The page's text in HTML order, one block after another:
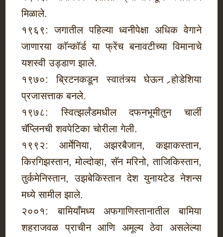
मिळाले.
१९६९: जगातील पहिल्या ध्वनीपेक्षा अधिक वेगाने
जाणारया काॅन्कॉर्ड या फ्रेंच बनावटीच्या विमानाचे
यशस्वी उड्डाण झाले.
१९७०: ब्रिटनकडून स्वातंत्र्य घेऊन र्‍होडेशिया
प्रजासत्ताक बनले.
१९७८: स्वित्झर्लंडमधील दफनभूमीतुन चार्ली
चॅप्लिनची शवपेटिका चोरीला गेली.
१९९२: आर्मेनिया, अझरबैजान, कझाकस्तान,
किरगिझस्तान, मोल्दोव्हा, सॅन मरिनो, ताजिकिस्तान,
तुर्कमेनिस्तान, उझबेकिस्तान देश युनायटेड नेशन्स
मध्ये सामील झाले.
२००१: बामियाँमध्य अफगाणिस्तानातील बामिया
शहराजवळ प्राचीन आणि अमूल्य ठेवा असलेल्या